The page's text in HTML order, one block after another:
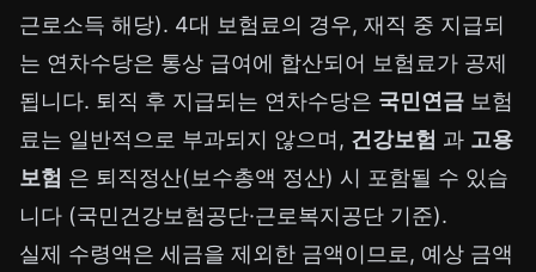
근로소득 해당). 4대 보험료의 경우, 재직 중 지급되
는 연차수당은 통상 급여에 합산되어 보험료가 공제
됩니다. 퇴직 후 지급되는 연차수당은 국민연금 보험
료는 일반적으로 부과되지 않으며, 건강보험 과 고용
보험 은 퇴직정산(보수총액 정산) 시 포함될 수 있습
니다 (국민건강보험공단·근로복지공단 기준).
실제 수령액은 세금을 제외한 금액이므로, 예상 금액